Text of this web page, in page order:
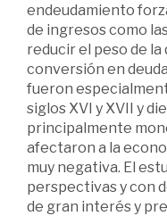
endeudamiento
de ingresos como
reducir el peso de
conversión en
fueron
siglos XVI y XVII y
principalmente
afectaron a la
muy negativa. El
perspectivas y con
de gran interés y